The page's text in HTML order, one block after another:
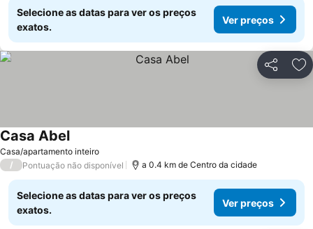
Selecione as datas para ver os preços
exatos.
Ver preços
Partilhar
Casa/apartamento inteiro
Casa Abel
/ Pontuação não disponível a 0.4 km de Centro da cidade
Selecione as datas para ver os preços
exatos.
Ver preços